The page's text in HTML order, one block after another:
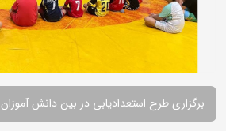
برگزاری طرح استعدادیابی در بین دانش آموزان